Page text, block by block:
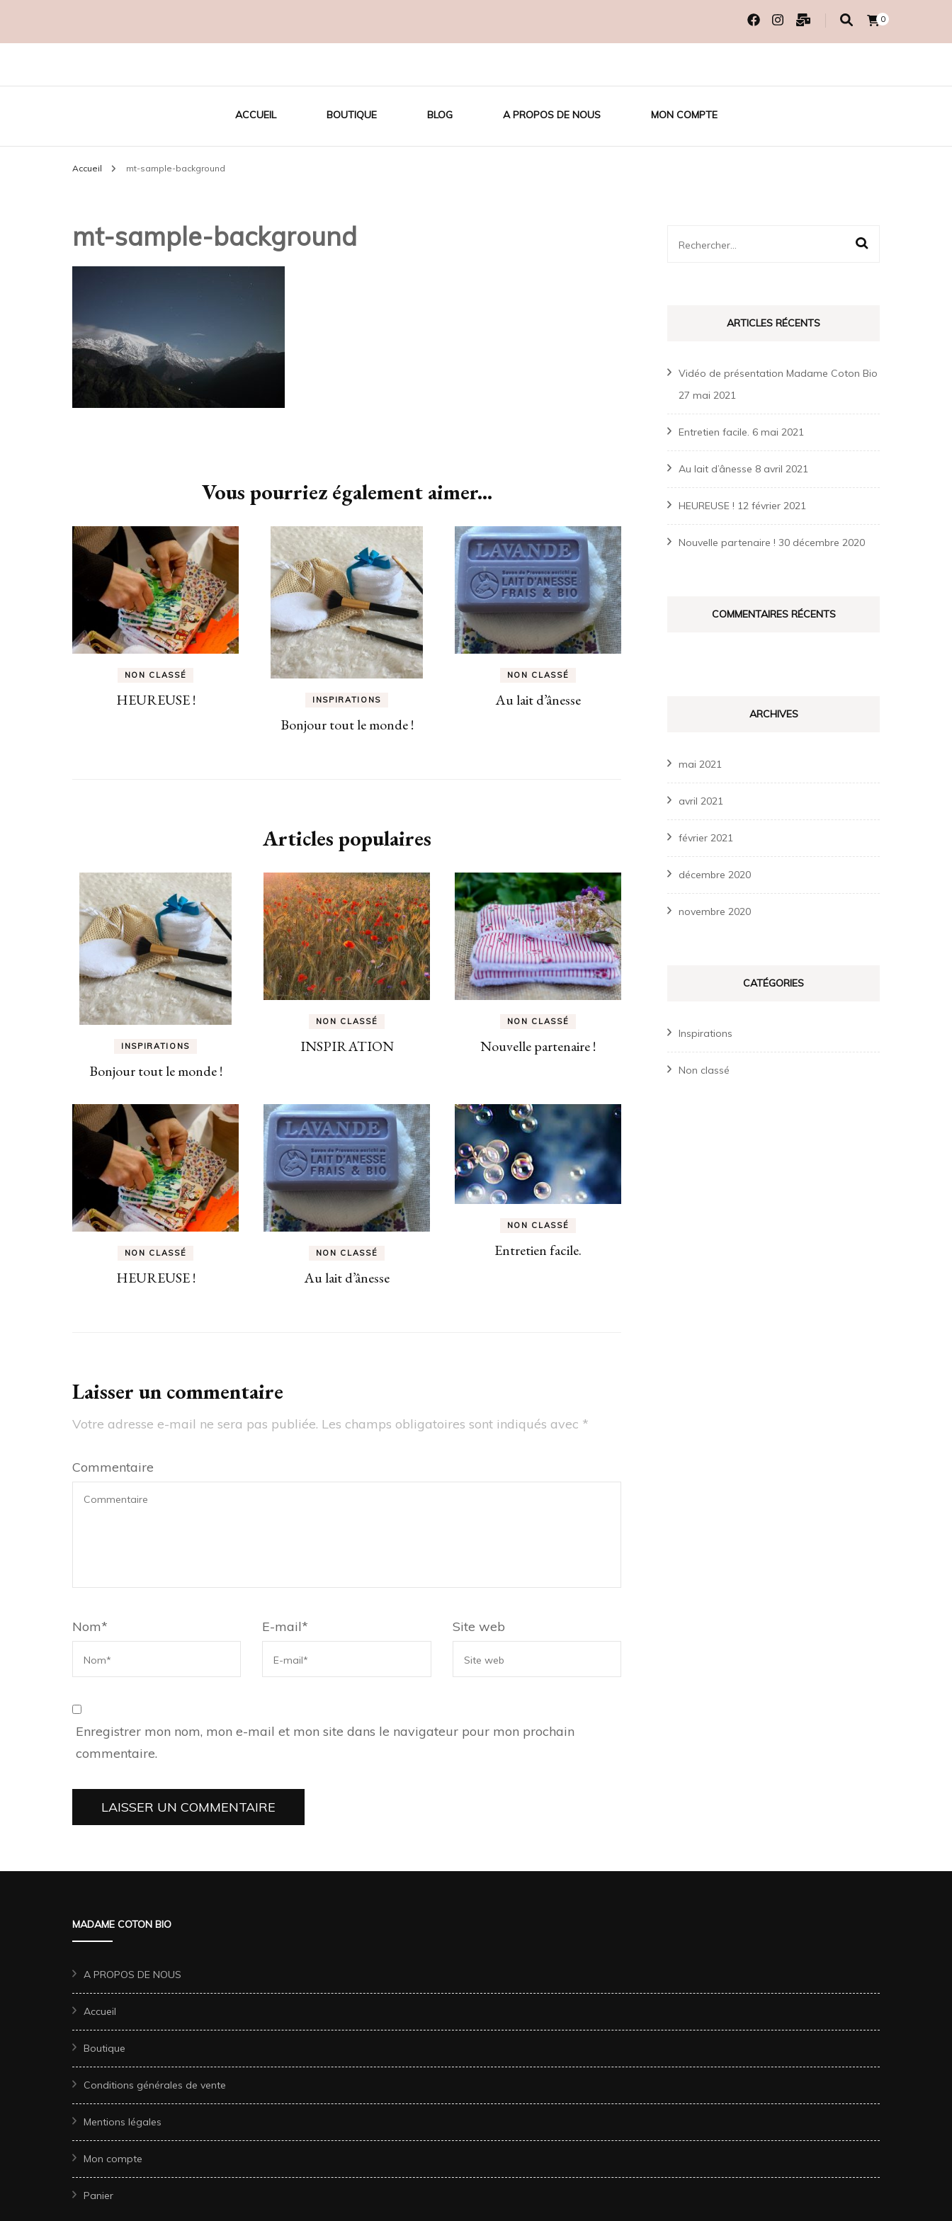
0
MADAME COTON BIO
ACCUEIL BOUTIQUE BLOG A PROPOS DE NOUS MON COMPTE
Accueil mt-sample-background
mt-sample-background
Vous pourriez également aimer...
NON CLASSÉ
HEUREUSE ! INSPIRATIONS
Bonjour tout le monde !
NON CLASSÉ
Au lait d’ânesse
Articles populaires
INSPIRATIONS
Bonjour tout le monde !
NON CLASSÉ
INSPIRATION
NON CLASSÉ
Nouvelle partenaire !
NON CLASSÉ
HEUREUSE !
NON CLASSÉ
Au lait d’ânesse
NON CLASSÉ
Entretien facile.
Laisser un commentaire
Votre adresse e-mail ne sera pas publiée. Les champs obligatoires sont indiqués avec *
Commentaire
Nom* E-mail* Site web
Enregistrer mon nom, mon e-mail et mon site dans le navigateur pour mon prochain
commentaire.
Rechercher :
ARTICLES RÉCENTS
Vidéo de présentation Madame Coton Bio
27 mai 2021
Entretien facile. 6 mai 2021
Au lait d’ânesse 8 avril 2021
HEUREUSE ! 12 février 2021
Nouvelle partenaire ! 30 décembre 2020
COMMENTAIRES RÉCENTS
ARCHIVES
mai 2021
avril 2021
février 2021
décembre 2020
novembre 2020
CATÉGORIES
Inspirations
Non classé
MADAME COTON BIO
A PROPOS DE NOUS
Accueil
Boutique
Conditions générales de vente
Mentions légales
Mon compte
Panier